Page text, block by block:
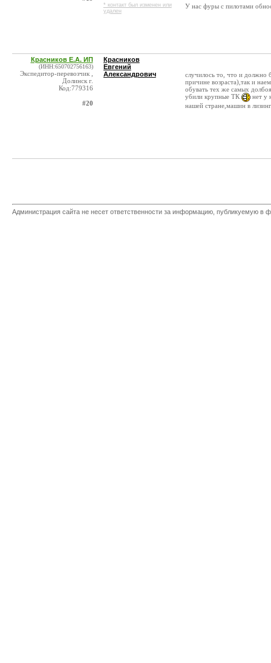
* контакт был изменен или
удален
У нас фуры с пилотами
Красников Е.А. ИП
(ИНН:650702756163)
Экспедитор-перевозчик ,
Долинск г.
Код:779316
#20
Красников
Евгений
Александрович
случилось то, что и должно
причине возраста),так и
обувать тех же самых
убили крупные ТК
нет у
нашей стране,машин в
Администрация сайта не несет ответственности за информацию, публикуемую